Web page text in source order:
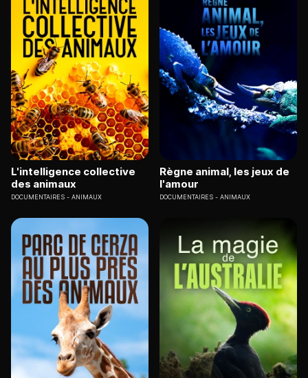
L'intelligence collective
des animaux
DOCUMENTAIRES ANIMAUX
Règne animal, les jeux de
l'amour
DOCUMENTAIRES ANIMAUX